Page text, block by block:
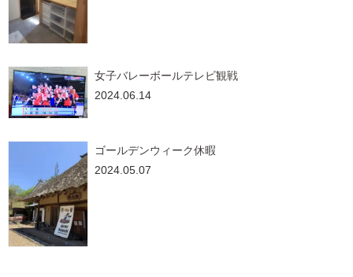
女子バレーボールテレビ観戦
2024.06.14
ゴールデンウィーク休暇
2024.05.07